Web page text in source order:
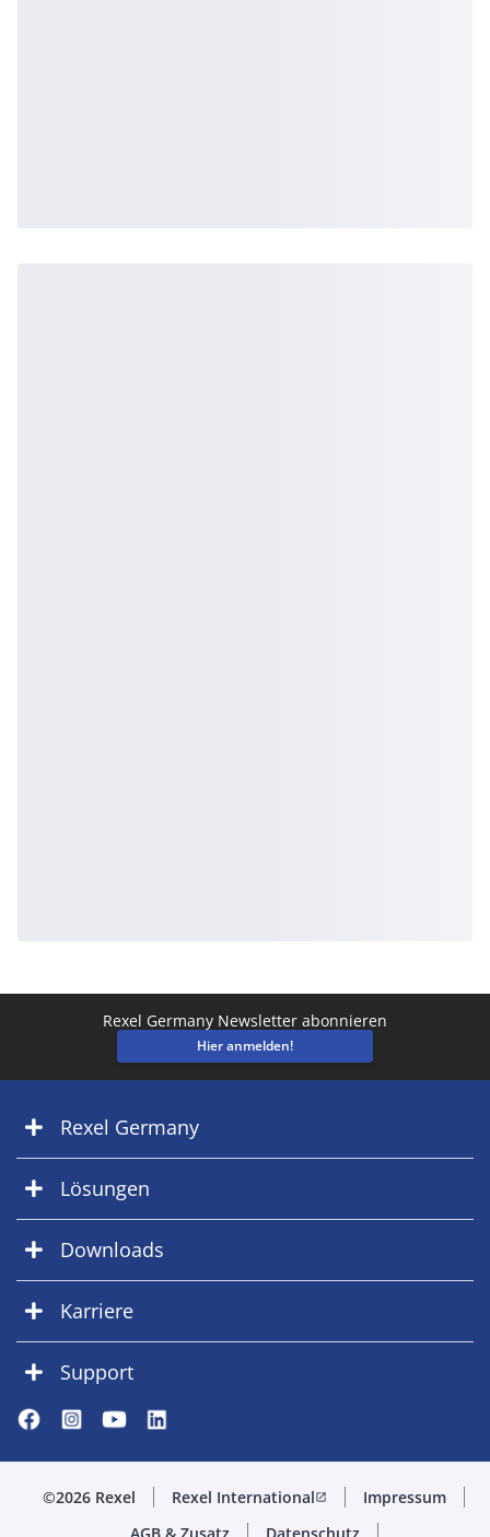
Rexel Germany Newsletter abonnieren
Hier anmelden!
Rexel Germany
Lösungen
Downloads
Karriere
Support
©2026 Rexel Rexel Internationalopen_in_new
Impressum